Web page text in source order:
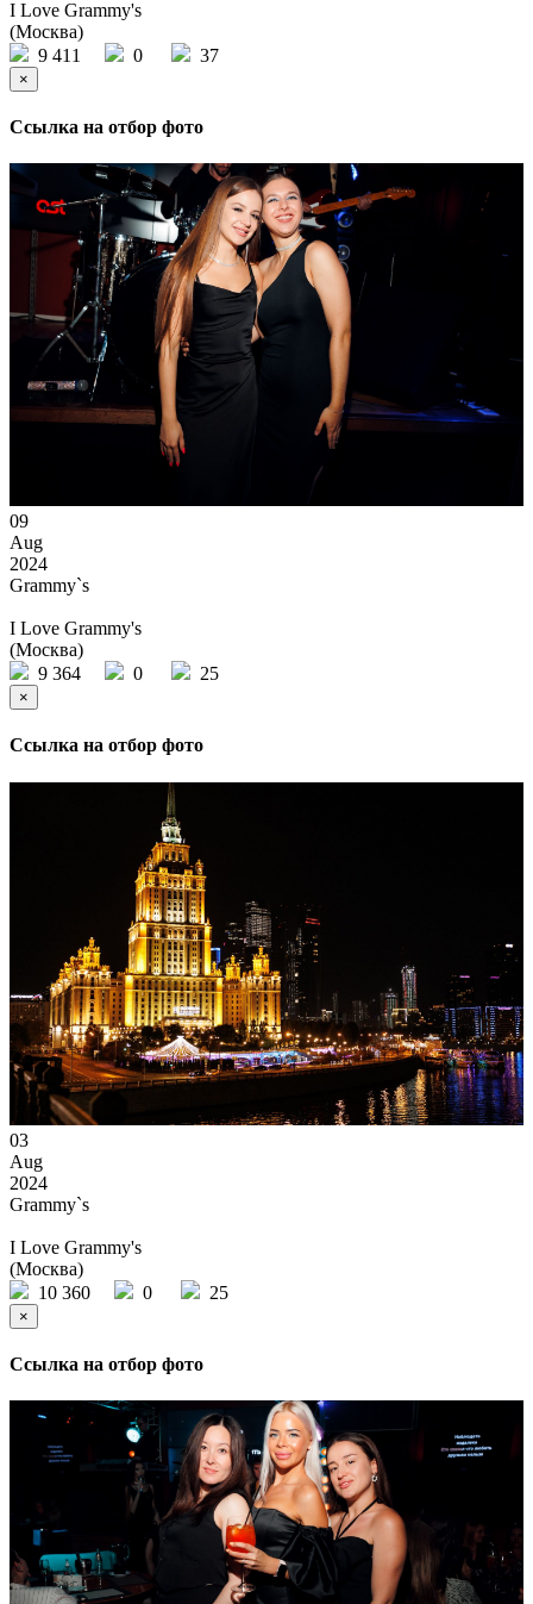
I Love Grammy's
(Москва)
9 411
0 37
×
Ссылка на отбор фото
09
Aug
2024
Grammy`s
I Love Grammy's
(Москва)
9 364
0 25
×
Ссылка на отбор фото
03
Aug
2024
Grammy`s
I Love Grammy's
(Москва)
10 360
0 25
×
Ссылка на отбор фото